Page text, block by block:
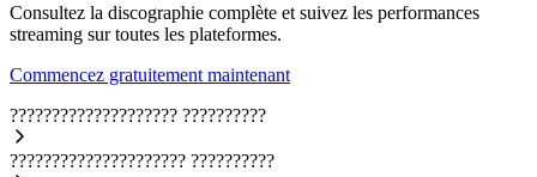
Consultez la discographie complète et suivez les performances
streaming sur toutes les plateformes.
Commencez gratuitement maintenant
???????????????????? ??????????
????????????????????? ??????????